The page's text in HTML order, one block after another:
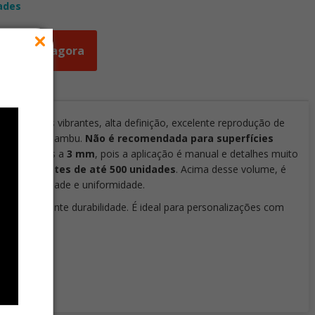
Orçar agora
cores vibrantes, alta definição, excelente reprodução de
tratada e bambu. Não é recomendada para superfícies
inferiores a 3 mm, pois a aplicação é manual e detalhes muito
em lotes de até 500 unidades. Acima desse volume, é
produtividade e uniformidade.
e excelente durabilidade. É ideal para personalizações com